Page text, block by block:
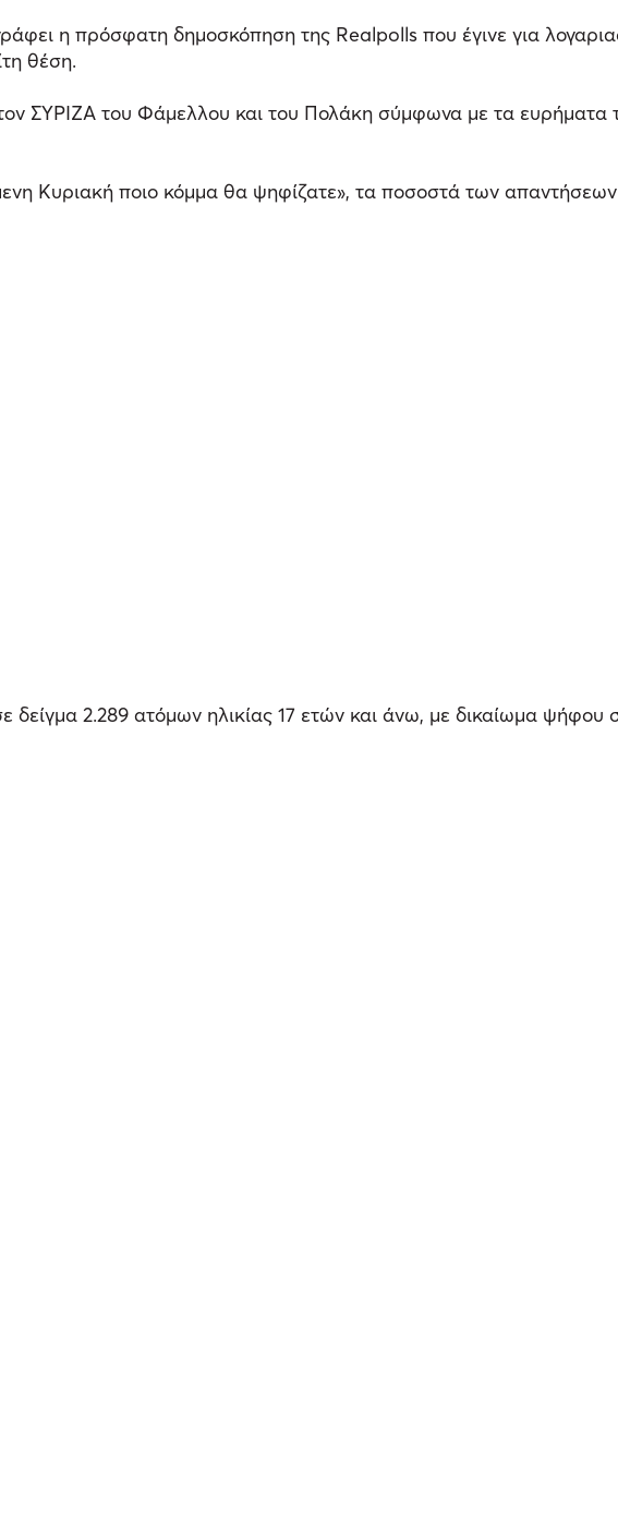
η πρόσφατη δημοσκόπηση της Realpolls που έγινε για
θέση.
ΣΥΡΙΖΑ του Φάμελλου και του Πολάκη σύμφωνα με τα
Κυριακή ποιο κόμμα θα ψηφίζατε», τα ποσοστά των απαντήσεων
2.289 ατόμων ηλικίας 17 ετών και άνω, με δικαίωμα ψήφου